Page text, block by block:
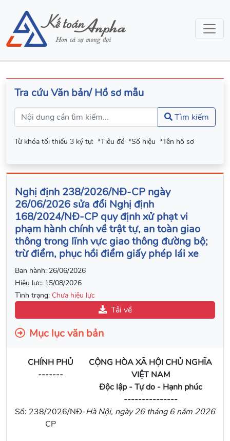
Tra cứu Văn bản/ Hồ sơ mẫu
Tìm kiếm
Từ khóa tối thiểu 3 ký tự: *Tiêu đề *Số hiệu *Tên hồ sơ
Nghị định 238/2026/NĐ-CP ngày
26/06/2026 sửa đổi Nghị định
168/2024/NĐ-CP quy định xử phạt vi
phạm hành chính về trật tự, an toàn giao
thông trong lĩnh vực giao thông đường bộ;
trừ điểm, phục hồi điểm giấy phép lái xe
Ban hành: 26/06/2026
Hiệu lực: 15/08/2026
Tình trạng: Chưa hiệu lực
Tải về
Mục lục văn bản
CHÍNH PHỦ
-------
CỘNG HÒA XÃ HỘI CHỦ NGHĨA
VIỆT NAM
Độc lập - Tự do - Hạnh phúc
---------------
Số: 238/2026/NĐ-
CP
Hà Nội, ngày 26 tháng 6 năm 2026